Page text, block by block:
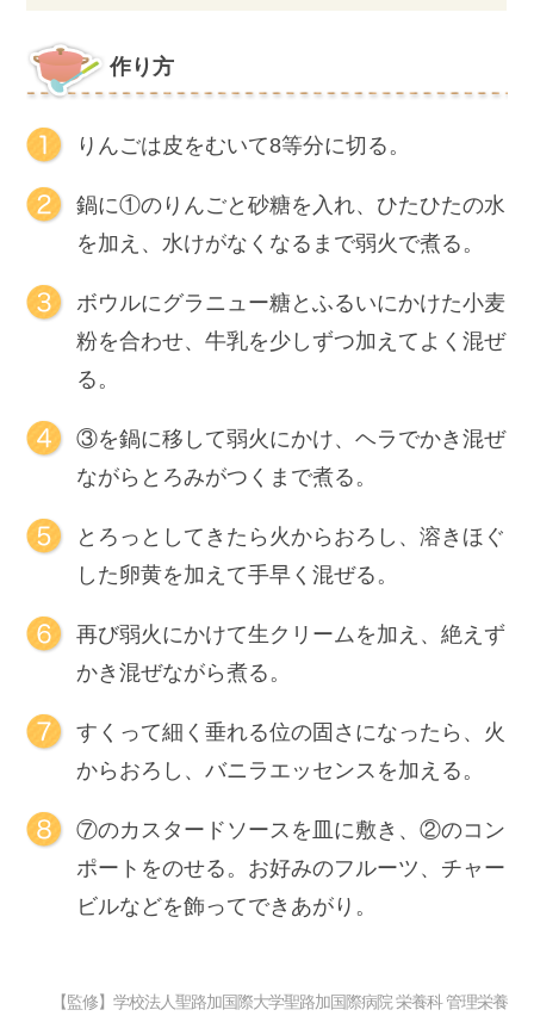
作り方
りんごは皮をむいて8等分に切る。
鍋に①のりんごと砂糖を入れ、ひたひたの水
を加え、水けがなくなるまで弱火で煮る。
ボウルにグラニュー糖とふるいにかけた小麦
粉を合わせ、牛乳を少しずつ加えてよく混ぜ
る。
③を鍋に移して弱火にかけ、ヘラでかき混ぜ
ながらとろみがつくまで煮る。
とろっとしてきたら火からおろし、溶きほぐ
した卵黄を加えて手早く混ぜる。
再び弱火にかけて生クリームを加え、絶えず
かき混ぜながら煮る。
すくって細く垂れる位の固さになったら、火
からおろし、バニラエッセンスを加える。
⑦のカスタードソースを皿に敷き、②のコン
ポートをのせる。お好みのフルーツ、チャー
ビルなどを飾ってできあがり。
【監修】学校法人聖路加国際大学聖路加国際病院 栄養科 管理栄養